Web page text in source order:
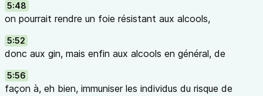
5:48
on pourrait rendre un foie résistant aux alcools,
5:52
donc aux gin, mais enfin aux alcools en général, de
5:56
façon à, eh bien, immuniser les individus du risque de